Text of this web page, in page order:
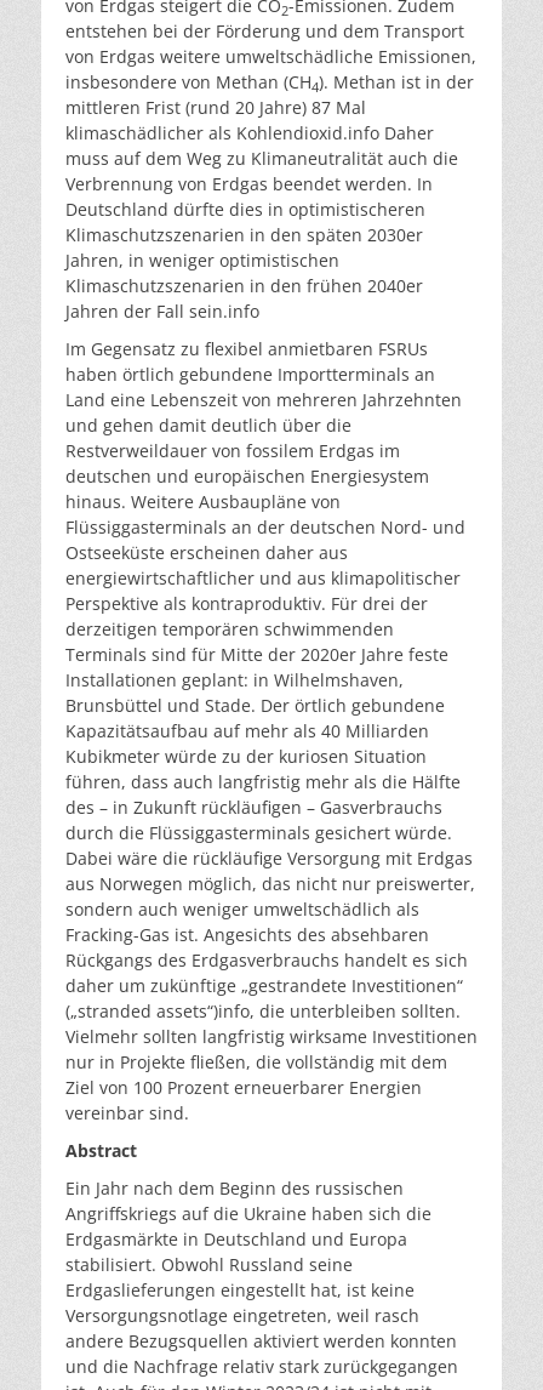
von Erdgas steigert die CO2-Emissionen. Zudem
entstehen bei der Förderung und dem Transport
von Erdgas weitere umweltschädliche Emissionen,
insbesondere von Methan (CH4). Methan ist in der
mittleren Frist (rund 20 Jahre) 87 Mal
klimaschädlicher als Kohlendioxid.info Daher
muss auf dem Weg zu Klimaneutralität auch die
Verbrennung von Erdgas beendet werden. In
Deutschland dürfte dies in optimistischeren
Klimaschutzszenarien in den späten 2030er
Jahren, in weniger optimistischen
Klimaschutzszenarien in den frühen 2040er
Jahren der Fall sein.info
Im Gegensatz zu flexibel anmietbaren FSRUs
haben örtlich gebundene Importterminals an
Land eine Lebenszeit von mehreren Jahrzehnten
und gehen damit deutlich über die
Restverweildauer von fossilem Erdgas im
deutschen und europäischen Energiesystem
hinaus. Weitere Ausbaupläne von
Flüssiggasterminals an der deutschen Nord- und
Ostseeküste erscheinen daher aus
energiewirtschaftlicher und aus klimapolitischer
Perspektive als kontraproduktiv. Für drei der
derzeitigen temporären schwimmenden
Terminals sind für Mitte der 2020er Jahre feste
Installationen geplant: in Wilhelmshaven,
Brunsbüttel und Stade. Der örtlich gebundene
Kapazitätsaufbau auf mehr als 40 Milliarden
Kubikmeter würde zu der kuriosen Situation
führen, dass auch langfristig mehr als die Hälfte
des – in Zukunft rückläufigen – Gasverbrauchs
durch die Flüssiggasterminals gesichert würde.
Dabei wäre die rückläufige Versorgung mit Erdgas
aus Norwegen möglich, das nicht nur preiswerter,
sondern auch weniger umweltschädlich als
Fracking-Gas ist. Angesichts des absehbaren
Rückgangs des Erdgasverbrauchs handelt es sich
daher um zukünftige „gestrandete Investitionen“
(„stranded assets“)info, die unterbleiben sollten.
Vielmehr sollten langfristig wirksame Investitionen
nur in Projekte fließen, die vollständig mit dem
Ziel von 100 Prozent erneuerbarer Energien
vereinbar sind.
Abstract
Ein Jahr nach dem Beginn des russischen
Angriffskriegs auf die Ukraine haben sich die
Erdgasmärkte in Deutschland und Europa
stabilisiert. Obwohl Russland seine
Erdgaslieferungen eingestellt hat, ist keine
Versorgungsnotlage eingetreten, weil rasch
andere Bezugsquellen aktiviert werden konnten
und die Nachfrage relativ stark zurückgegangen